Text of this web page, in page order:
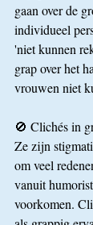
gaan over de
individueel
'niet kunnen
grap over het
vrouwen niet
🚫 Clichés in
Ze zijn
om veel
vanuit
voorkomen.